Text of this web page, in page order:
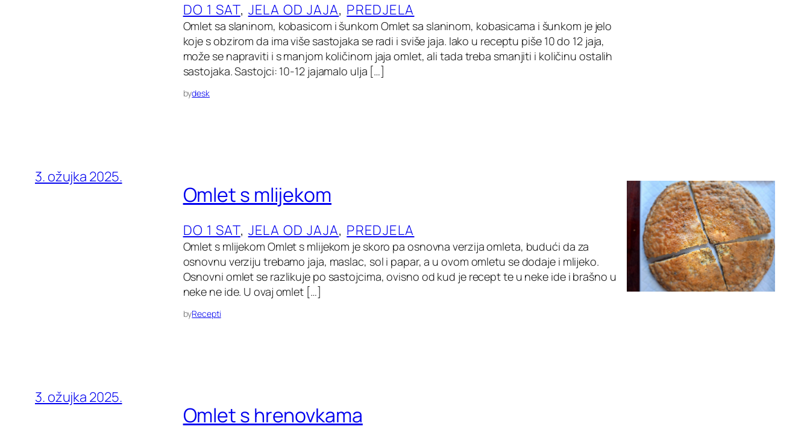
DO 1 SAT, JELA OD JAJA, PREDJELA
Omlet sa slaninom, kobasicom i šunkom Omlet sa slaninom, kobasicama i šunkom je jelo
koje s obzirom da ima više sastojaka se radi i sviše jaja. Iako u receptu piše 10 do 12 jaja,
može se napraviti i s manjom količinom jaja omlet, ali tada treba smanjiti i količinu ostalih
sastojaka. Sastojci: 10-12 jajamalo ulja […]
bydesk
3. ožujka 2025.
Omlet s mlijekom
DO 1 SAT, JELA OD JAJA, PREDJELA
Omlet s mlijekom Omlet s mlijekom je skoro pa osnovna verzija omleta, budući da za
osnovnu verziju trebamo jaja, maslac, sol i papar, a u ovom omletu se dodaje i mlijeko.
Osnovni omlet se razlikuje po sastojcima, ovisno od kud je recept te u neke ide i brašno u
neke ne ide. U ovaj omlet […]
byRecepti
3. ožujka 2025.
Omlet s hrenovkama